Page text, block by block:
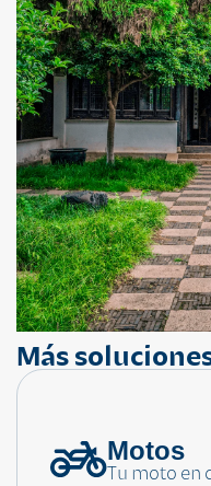
Más
Motos
Tu moto en